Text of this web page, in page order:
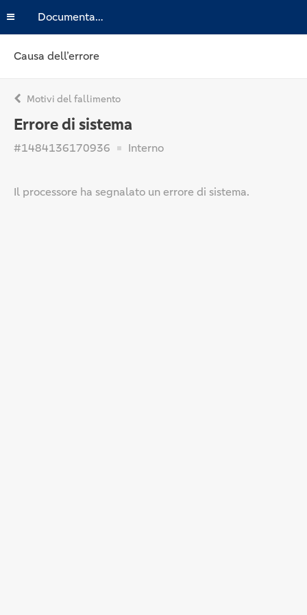
Documentazione
Causa dell’errore
Motivi del fallimento
Errore di sistema
#1484136170936 Interno
Il processore ha segnalato un errore di sistema.